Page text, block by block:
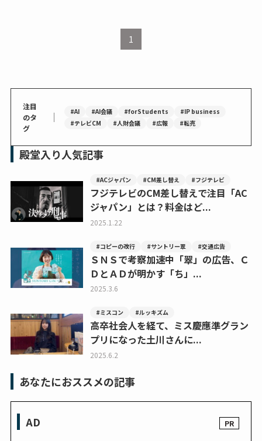
1
注目
のタ
グ
｜ #AI #AI会議 #forStudents
#IP business
#テレビCM
#人財会議 #広報 #転売
殿堂入り人気記事
#ACジャパン #CM差し替え #フジテレビ
フジテレビのCM差し替えで注目「AC
ジャパン」とは？料金はど...
2025.1.22
#コピーの改行 #サントリー翠 #交通広告
ＳＮＳで考察加速中「翠」の広告、Ｃ
ＤとＡＤが明かす「ち」...
2025.3.6
#ミスコン #ルッキズム
高卒社会人を経て、ミス慶應準グラン
プリになった土川さんに...
2025.6.2
あなたにおススメの記事
AD